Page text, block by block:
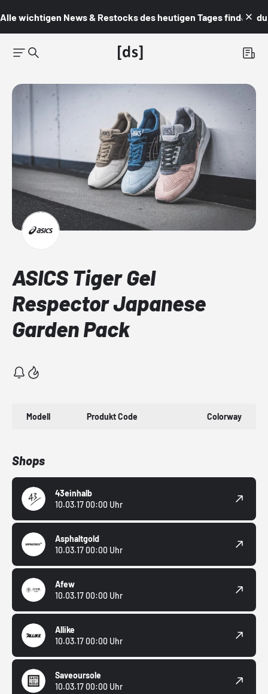
Alle wichtigen News & Restocks des heutigen Tages findest du
ASICS Tiger Gel
Respector Japanese
Garden Pack
Modell Produkt Code Colorway
Shops
43einhalb
10.03.17 00:00 Uhr
Asphaltgold
10.03.17 00:00 Uhr
Afew
10.03.17 00:00 Uhr
Allike
10.03.17 00:00 Uhr
Saveoursole
10.03.17 00:00 Uhr